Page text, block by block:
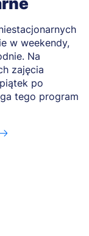
w weekendy,
Na
zajęcia
po
tego program